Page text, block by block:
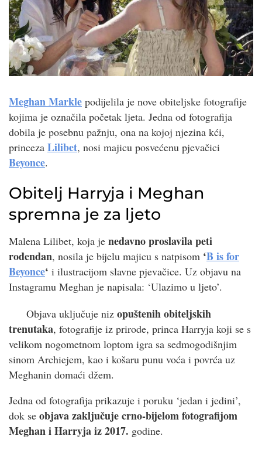
Meghan Markle podijelila je nove obiteljske fotografije
kojima je označila početak ljeta. Jedna od fotografija
dobila je posebnu pažnju, ona na kojoj njezina kći,
princeza Lilibet, nosi majicu posvećenu pjevačici
Beyonce.
Obitelj Harryja i Meghan
spremna je za ljeto
Malena Lilibet, koja je nedavno proslavila peti
rođendan, nosila je bijelu majicu s natpisom ‘B is for
Beyonce‘ i ilustracijom slavne pjevačice. Uz objavu na
Instagramu Meghan je napisala: ‘Ulazimo u ljeto’.
Objava uključuje niz opuštenih obiteljskih
trenutaka, fotografije iz prirode, princa Harryja koji se s
velikom nogometnom loptom igra sa sedmogodišnjim
sinom Archiejem, kao i košaru punu voća i povrća uz
Meghanin domaći džem.
Jedna od fotografija prikazuje i poruku ‘jedan i jedini’,
dok se objava zaključuje crno-bijelom fotografijom
Meghan i Harryja iz 2017. godine.